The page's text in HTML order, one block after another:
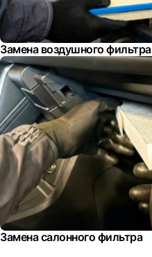
Замена воздушного фильтра
Замена салонного фильтра